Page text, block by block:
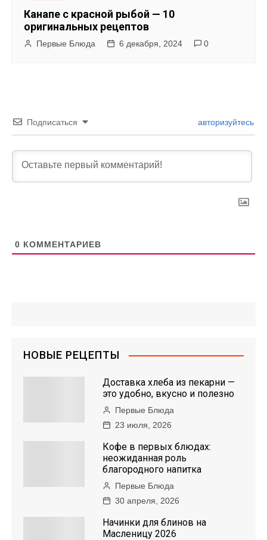
Канапе с красной рыбой — 10
оригинальных рецептов
Первые Блюда 6 декабря, 2024 0
Подписаться авторизуйтесь
0 КОММЕНТАРИЕВ
НОВЫЕ РЕЦЕПТЫ
Доставка хлеба из пекарни —
это удобно, вкусно и полезно
Первые Блюда
23 июля, 2026
Кофе в первых блюдах:
неожиданная роль
благородного напитка
Первые Блюда
30 апреля, 2026
Начинки для блинов на
Масленицу 2026